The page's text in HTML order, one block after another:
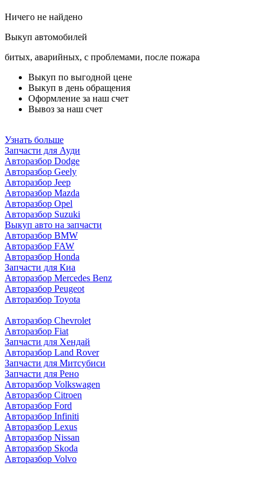
Ничего не найдено
Выкуп автомобилей
битых, аварийных, с проблемами, после пожара
Выкуп по выгодной цене
Выкуп в день обращения
Оформление за наш счет
Вывоз за наш счет
Узнать больше
Запчасти для Ауди
Авторазбор Dodge
Авторазбор Geely
Авторазбор Jeep
Авторазбор Mazda
Авторазбор Opel
Авторазбор Suzuki
Выкуп авто на запчасти
Авторазбор BMW
Авторазбор FAW
Авторазбор Honda
Запчасти для Киа
Авторазбор Mercedes Benz
Авторазбор Peugeot
Авторазбор Toyota
Авторазбор Chevrolet
Авторазбор Fiat
Запчасти для Хендай
Авторазбор Land Rover
Запчасти для Митсубиси
Запчасти для Рено
Авторазбор Volkswagen
Авторазбор Citroen
Авторазбор Ford
Авторазбор Infiniti
Авторазбор Lexus
Авторазбор Nissan
Авторазбор Skoda
Авторазбор Volvo